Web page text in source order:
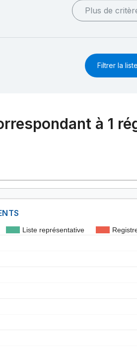
Plus de
Filtrer la liste
à 1
Liste représentative